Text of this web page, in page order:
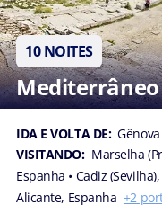
10 NOITES
Mediterrâneo
IDA E VOLTA DE:
VISITANDO: Marselha
Espanha • Cadiz
Alicante, Espanha +2